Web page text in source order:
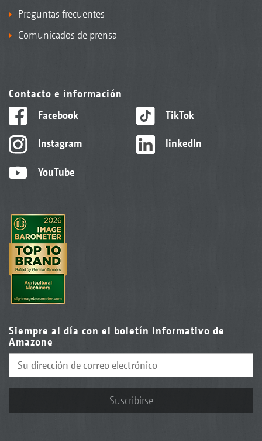
Preguntas frecuentes
Comunicados de prensa
Contacto e información
Facebook
Instagram
YouTube
TikTok
linkedIn
Siempre al día con el boletín informativo de
Amazone
Suscribirse